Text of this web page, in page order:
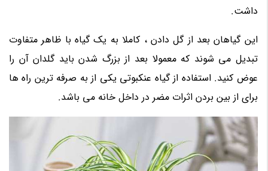
داشت.
این گیاهان بعد از گل دادن ، کاملا به یک گیاه با ظاهر متفاوت
تبدیل می شوند که معمولا بعد از بزرگ شدن باید گلدان آن را
عوض کنید. استفاده از گیاه عنکبوتی یکی از به صرفه ترین راه ها
برای از بین بردن اثرات مضر در داخل خانه می باشد.